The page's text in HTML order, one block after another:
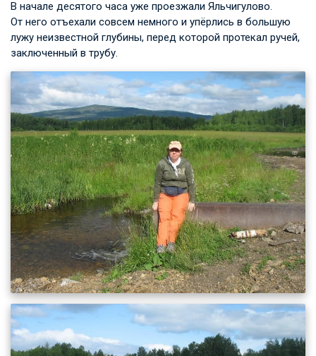
В начале десятого часа уже проезжали Яльчигулово.
От него отъехали совсем немного и упёрлись в большую
лужу неизвестной глубины, перед которой протекал ручей,
заключенный в трубу.